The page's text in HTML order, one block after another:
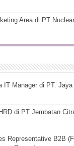
Area di PT
IT Manager di PT.
di PT Jembatan
Representative B2B